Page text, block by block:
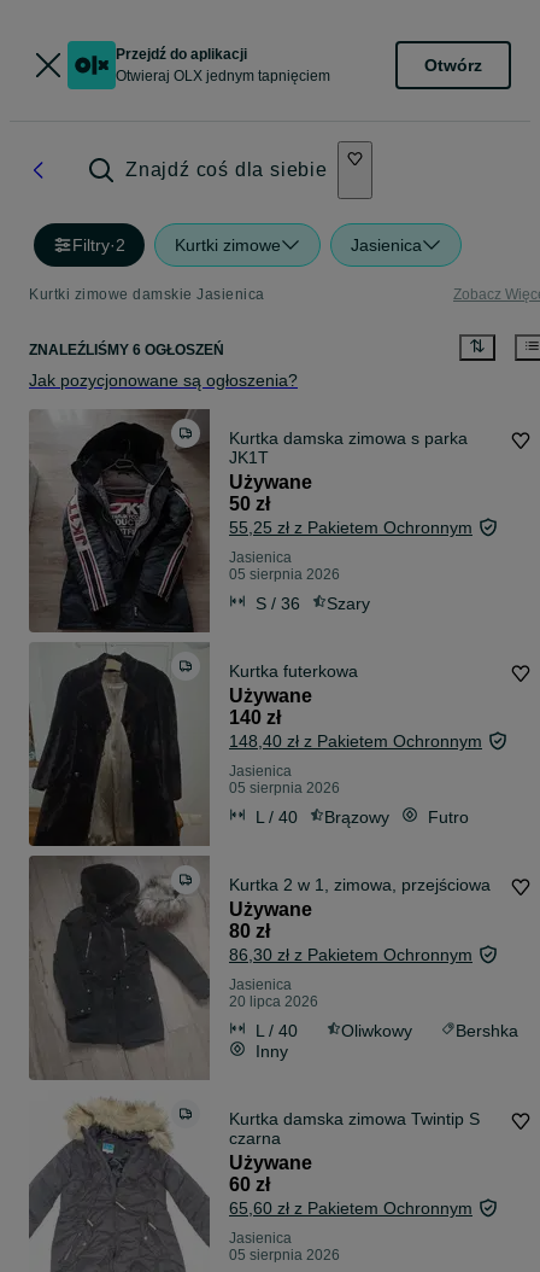
Przejdź do aplikacji
Otwieraj OLX jednym tapnięciem
Otwórz
Znajdź coś dla siebie
Filtry·2 Kurtki zimowe Jasienica
Kurtki zimowe damskie Jasienica Zobacz
ZNALEŹLIŚMY 6 OGŁOSZEŃ
Jak pozycjonowane są ogłoszenia?
Kurtka damska zimowa s parka
JK1T
Używane
50 zł
55,25 zł z Pakietem Ochronnym
Jasienica
05 sierpnia 2026
S / 36 Szary
Kurtka futerkowa
Używane
140 zł
148,40 zł z Pakietem Ochronnym
Jasienica
05 sierpnia 2026
L / 40 Brązowy Futro
Kurtka 2 w 1, zimowa, przejściowa
Używane
80 zł
86,30 zł z Pakietem Ochronnym
Jasienica
20 lipca 2026
L / 40 Oliwkowy
Bershka
Inny
Kurtka damska zimowa Twintip S
czarna
Używane
60 zł
65,60 zł z Pakietem Ochronnym
Jasienica
05 sierpnia 2026